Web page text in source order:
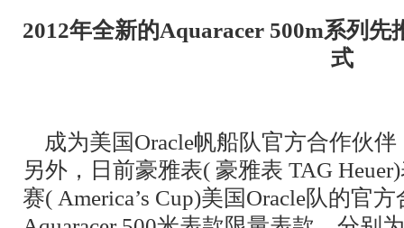
2012年全新的Aquaracer 500m系列
式
成为美国Oracle帆船队官方合作伙
另外，日前豪雅表( 豪雅表 TAG
赛( America’s Cup)美国Oracle队的官